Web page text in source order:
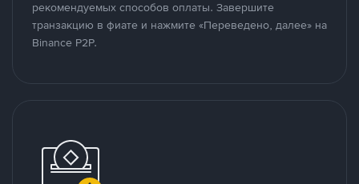
рекомендуемых способов оплаты. Завершите
транзакцию в фиате и нажмите «Переведено, далее» на
Binance P2P.